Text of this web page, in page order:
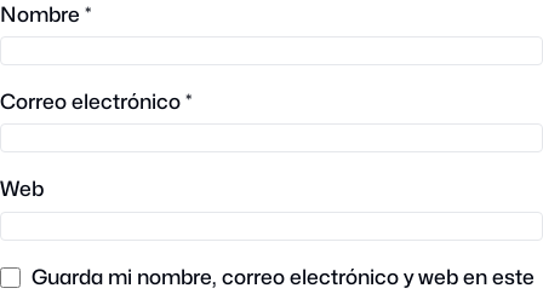
Nombre *
Correo electrónico *
Web
Guarda mi nombre, correo electrónico y web en este